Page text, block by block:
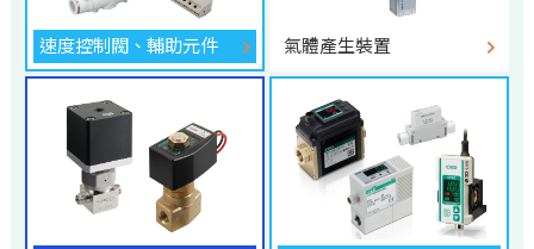
速度控制閥、輔助元件 氣體產生裝置